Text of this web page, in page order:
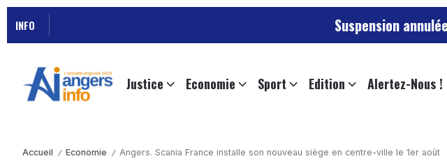
INFO Suspension annulée pour
Justice Economie Sport Edition Alertez-Nous !
Accueil / Economie / Angers. Scania France installe son nouveau siège en centre-ville le 1er août